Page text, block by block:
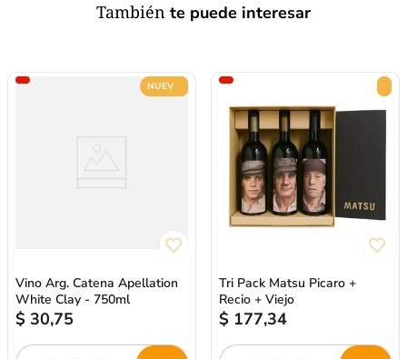
También te puede interesar
NUEVO
Vino Arg. Catena Apellation
White Clay - 750ml
$ 30,75
Tri Pack Matsu Picaro +
Recio + Viejo
$ 177,34